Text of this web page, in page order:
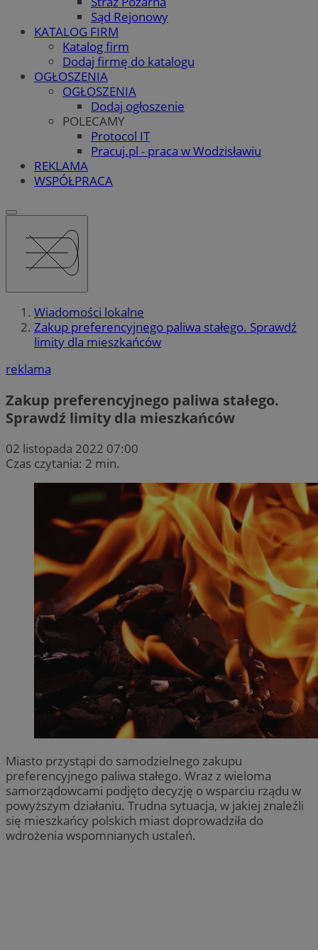
Sąd Rejonowy
KATALOG FIRM
Katalog firm
Dodaj firmę do katalogu
OGŁOSZENIA
OGŁOSZENIA
Dodaj ogłoszenie
POLECAMY
Protocol IT
Pracuj.pl - praca w Wodzisławiu
REKLAMA
WSPÓŁPRACA
Wiadomości lokalne
Zakup preferencyjnego paliwa stałego. Sprawdź
limity dla mieszkańców
reklama
Zakup preferencyjnego paliwa stałego.
Sprawdź limity dla mieszkańców
02 listopada 2022 07:00
Czas czytania: 2 min.
Miasto przystąpi do samodzielnego zakupu
preferencyjnego paliwa stałego. Wraz z wieloma
samorządowcami podjęto decyzję o wsparciu rządu w
powyższym działaniu. Trudna sytuacja, w jakiej znaleźli
się mieszkańcy polskich miast doprowadziła do
wdrożenia wspomnianych ustaleń.